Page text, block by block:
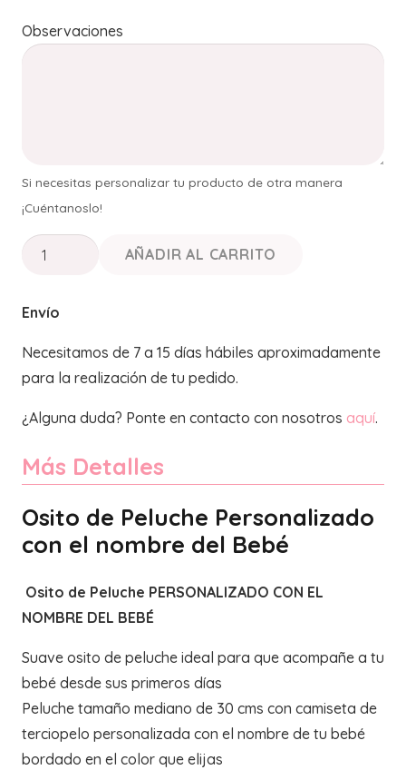
Observaciones
Si necesitas personalizar tu producto de otra manera
¡Cuéntanoslo!
Osito
Personalizado
con
el
del
cantidad
AÑADIR AL CARRITO
Envío
Necesitamos de 7 a 15 días hábiles aproximadamente
para la realización de tu pedido.
¿Alguna duda? Ponte en contacto con nosotros aquí.
Más Detalles
Osito de Peluche Personalizado
con el nombre del Bebé
Osito de Peluche PERSONALIZADO CON EL
NOMBRE DEL BEBÉ
Suave osito de peluche ideal para que acompañe a tu
bebé desde sus primeros días
Peluche tamaño mediano de 30 cms con camiseta de
terciopelo personalizada con el nombre de tu bebé
bordado en el color que elijas